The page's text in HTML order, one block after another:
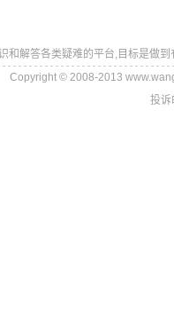
和解答各类疑难的平台,目标是做
Copyright © 2008-2013
投诉